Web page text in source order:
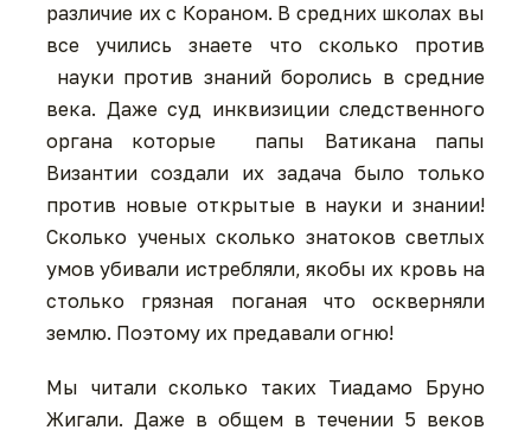
различие их с Кораном. В средних школах вы
все учились знаете что сколько против
науки против знаний боролись в средние
века. Даже суд инквизиции следственного
органа которые папы Ватикана папы
Византии создали их задача было только
против новые открытые в науки и знании!
Сколько ученых сколько знатоков светлых
умов убивали истребляли, якобы их кровь на
столько грязная поганая что оскверняли
землю. Поэтому их предавали огню!
Мы читали сколько таких Тиадамо Бруно
Жигали. Даже в общем в течении 5 веков